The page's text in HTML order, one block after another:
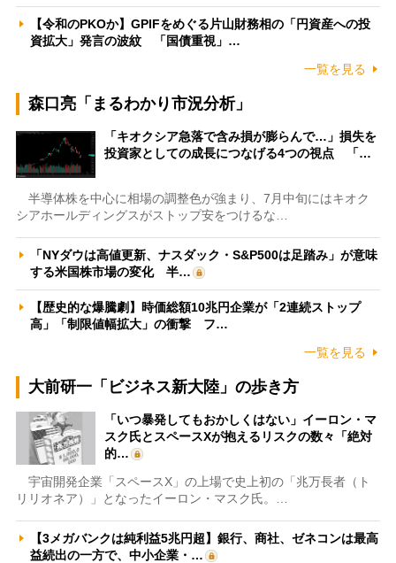
【令和のPKOか】GPIFをめぐる片山財務相の「円資産への投
資拡大」発言の波紋 「国債重視」…
一覧を見る
森口亮「まるわかり市況分析」
「キオクシア急落で含み損が膨らんで…」損失を
投資家としての成長につなげる4つの視点 「…
半導体株を中心に相場の調整色が強まり、7月中旬にはキオク
シアホールディングスがストップ安をつけるな…
「NYダウは高値更新、ナスダック・S&P500は足踏み」が意味
する米国株市場の変化 半…
【歴史的な爆騰劇】時価総額10兆円企業が「2連続ストップ
高」「制限値幅拡大」の衝撃 フ…
一覧を見る
大前研一「ビジネス新大陸」の歩き方
「いつ暴発してもおかしくはない」イーロン・マ
スク氏とスペースXが抱えるリスクの数々「絶対
的…
宇宙開発企業「スペースX」の上場で史上初の「兆万長者（ト
リリオネア）」となったイーロン・マスク氏。…
【3メガバンクは純利益5兆円超】銀行、商社、ゼネコンは最高
益続出の一方で、中小企業・…